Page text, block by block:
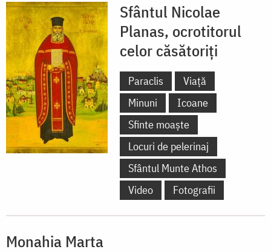
Sfântul Nicolae
Planas, ocrotitorul
celor căsătoriți
Paraclis
Viață
Minuni
Icoane
Sfinte moaște
Locuri de pelerinaj
Sfântul Munte Athos
Video
Fotografii
Monahia Marta